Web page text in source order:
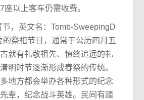
座以上客车仍需收费。
节，英文名：Tomb-SweepingD
的祭祀节日，通常于公历四月五
就有礼敬祖先、慎终追远的礼
明时节逐渐形成春祭的传统。
地方都会举办各种形式的纪念
辈，纪念战斗英雄。民间有踏